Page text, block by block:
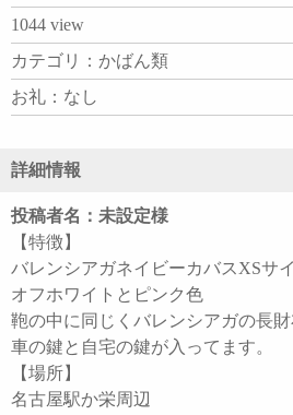
1044 view
カテゴリ：かばん類
お礼：なし
詳細情報
投稿者名：未設定様
【特徴】
バレンシアガネイビーカバスXSサ
オフホワイトとピンク色
鞄の中に同じくバレンシアガの長財
車の鍵と自宅の鍵が入ってます。
【場所】
名古屋駅か栄周辺